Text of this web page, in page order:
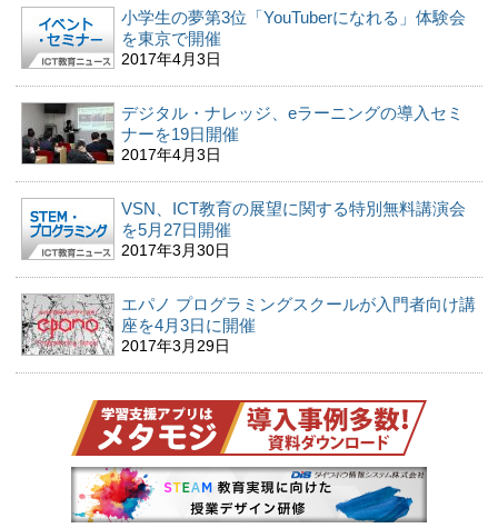
小学生の夢第3位「YouTuberになれる」体験会
を東京で開催
2017年4月3日
デジタル・ナレッジ、eラーニングの導入セミ
ナーを19日開催
2017年4月3日
VSN、ICT教育の展望に関する特別無料講演会
を5月27日開催
2017年3月30日
エパノ プログラミングスクールが入門者向け講
座を4月3日に開催
2017年3月29日